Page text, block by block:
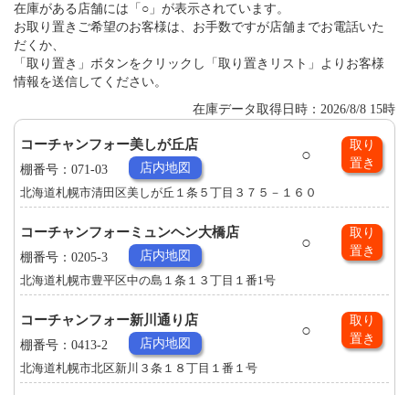
在庫がある店舗には「○」が表示されています。
お取り置きご希望のお客様は、お手数ですが店舗までお電話いた
だくか、
「取り置き」ボタンをクリックし「取り置きリスト」よりお客様
情報を送信してください。
在庫データ取得日時：2026/8/8 15時
コーチャンフォー美しが丘店
○
取り
置き
棚番号：071-03 店内地図
北海道札幌市清田区美しが丘１条５丁目３７５－１６０
コーチャンフォーミュンヘン大橋店
○
取り
置き
棚番号：0205-3 店内地図
北海道札幌市豊平区中の島１条１３丁目１番1号
コーチャンフォー新川通り店
○
取り
置き
棚番号：0413-2 店内地図
北海道札幌市北区新川３条１８丁目１番１号